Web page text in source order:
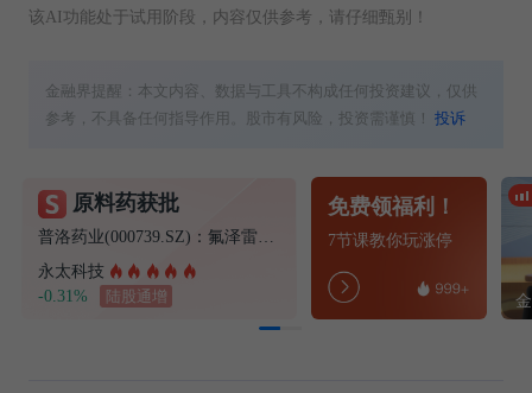
该AI功能处于试用阶段，内容仅供参考，请仔细甄别！
金融界提醒：本文内容、数据与工具不构成任何投资建议，仅供
参考，不具备任何指导作用。股市有风险，投资需谨慎！投诉
原料药获批
普洛药业(000739.SZ)：氟泽雷塞获得化学原料药上市申请批准通知书
永太科技
-0.31%
陆股通增
免费领福利！
7节课教你玩涨停